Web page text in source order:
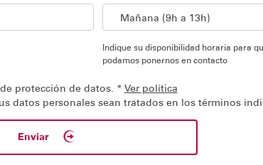
Indique su disponibilidad horaria para
podamos ponernos en contacto
protección de datos. * Ver política
datos personales sean tratados en los términos
Enviar